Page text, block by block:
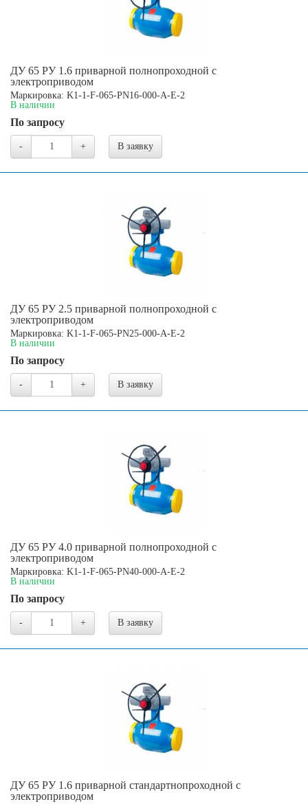
ДУ 65 РУ 1.6 приварной полнопроходной с
электроприводом
Маркировка: K1-1-F-065-PN16-000-A-E-2
В наличии
По запросу
- + В заявку
ДУ 65 РУ 2.5 приварной полнопроходной с
электроприводом
Маркировка: K1-1-F-065-PN25-000-A-E-2
В наличии
По запросу
- + В заявку
ДУ 65 РУ 4.0 приварной полнопроходной с
электроприводом
Маркировка: K1-1-F-065-PN40-000-A-E-2
В наличии
По запросу
- + В заявку
ДУ 65 РУ 1.6 приварной стандартнопроходной с
электроприводом